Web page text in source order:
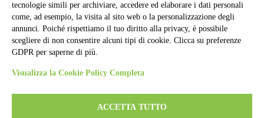
Pagina visualizzata354151volte
Sezione Copyright
Parma S.p.A. | Divisione Publishing & New Social Media
tecnologie simili per archiviare, accedere ed elaborare i dati personali
come, ad esempio, la visita al sito web o la personalizzazione degli
annunci. Poiché rispettiamo il tuo diritto alla privacy, è possibile
scegliere di non consentire alcuni tipi di cookie. Clicca su preferenze
GDPR per saperne di più.
Visualizza la Cookie Policy Completa
ACCETTA TUTTO